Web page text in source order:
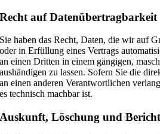
Recht auf Daten­übertrag­barkeit
Sie haben das Recht, Daten, die wir auf
oder in Erfüllung eines Vertrags
an einen Dritten in einem gängigen,
aushändigen zu lassen. Sofern Sie die
an einen anderen Verantwortlichen
es technisch machbar ist.
Auskunft, Löschung und